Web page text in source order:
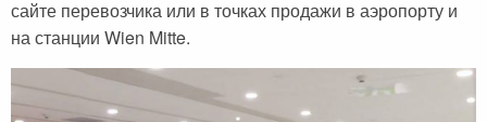
сайте перевозчика или в точках продажи в аэропорту и
на станции Wien Mitte.